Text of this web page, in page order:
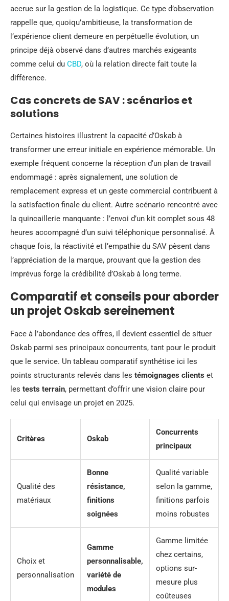
accrue sur la gestion de la logistique. Ce type d’observation
rappelle que, quoiqu’ambitieuse, la transformation de
l’expérience client demeure en perpétuelle évolution, un
principe déjà observé dans d’autres marchés exigeants
comme celui du CBD, où la relation directe fait toute la
différence.
Cas concrets de SAV : scénarios et
solutions
Certaines histoires illustrent la capacité d’Oskab à
transformer une erreur initiale en expérience mémorable. Un
exemple fréquent concerne la réception d’un plan de travail
endommagé : après signalement, une solution de
remplacement express et un geste commercial contribuent à
la satisfaction finale du client. Autre scénario rencontré avec
la quincaillerie manquante : l’envoi d’un kit complet sous 48
heures accompagné d’un suivi téléphonique personnalisé. À
chaque fois, la réactivité et l’empathie du SAV pèsent dans
l’appréciation de la marque, prouvant que la gestion des
imprévus forge la crédibilité d’Oskab à long terme.
Comparatif et conseils pour aborder
un projet Oskab sereinement
Face à l’abondance des offres, il devient essentiel de situer
Oskab parmi ses principaux concurrents, tant pour le produit
que le service. Un tableau comparatif synthétise ici les
points structurants relevés dans les témoignages clients et
les tests terrain, permettant d’offrir une vision claire pour
celui qui envisage un projet en 2025.
Critères Oskab
Concurrents
principaux
Qualité des
matériaux
Bonne
résistance,
finitions
soignées
Qualité variable
selon la gamme,
finitions parfois
moins robustes
Choix et
personnalisation
Gamme
personnalisable,
variété de
modules
Gamme limitée
chez certains,
options sur-
mesure plus
coûteuses